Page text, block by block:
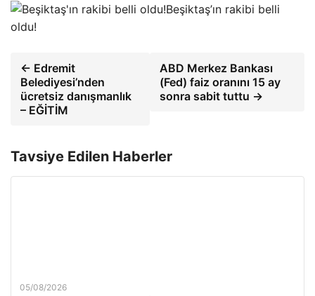
Beşiktaş’ın rakibi belli
oldu!
← Edremit
Belediyesi’nden
ücretsiz danışmanlık
– EĞİTİM
ABD Merkez Bankası
(Fed) faiz oranını 15 ay
sonra sabit tuttu →
Tavsiye Edilen Haberler
05/08/2026